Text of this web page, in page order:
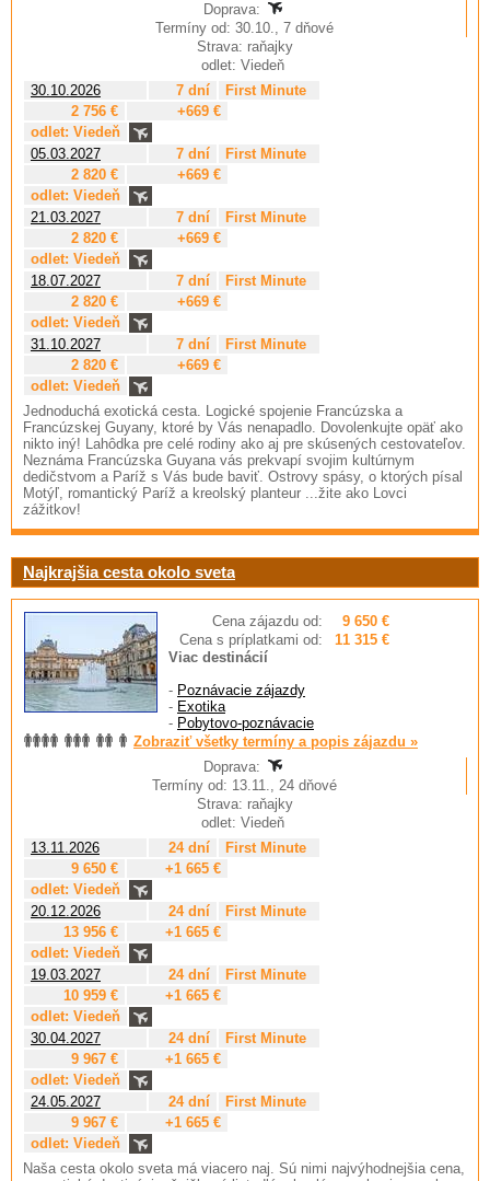
Doprava:
Termíny od: 30.10., 7 dňové
Strava: raňajky
odlet: Viedeň
30.10.2026
7 dní
First Minute
2 756 €
+669 €
odlet: Viedeň
05.03.2027
7 dní
First Minute
2 820 €
+669 €
odlet: Viedeň
21.03.2027
7 dní
First Minute
2 820 €
+669 €
odlet: Viedeň
18.07.2027
7 dní
First Minute
2 820 €
+669 €
odlet: Viedeň
31.10.2027
7 dní
First Minute
2 820 €
+669 €
odlet: Viedeň
Jednoduchá exotická cesta. Logické spojenie Francúzska a
Francúzskej Guyany, ktoré by Vás nenapadlo. Dovolenkujte opäť ako
nikto iný! Lahôdka pre celé rodiny ako aj pre skúsených cestovateľov.
Neznáma Francúzska Guyana vás prekvapí svojim kultúrnym
dedičstvom a Paríž s Vás bude baviť. Ostrovy spásy, o ktorých písal
Motýľ, romantický Paríž a kreolský planteur ...žite ako Lovci
zážitkov!
Najkrajšia cesta okolo sveta
Cena zájazdu od:
9 650 €
Cena s príplatkami od:
11 315 €
Viac destinácií
- Poznávacie zájazdy
- Exotika
- Pobytovo-poznávacie
Zobraziť všetky termíny a popis zájazdu »
Doprava:
Termíny od: 13.11., 24 dňové
Strava: raňajky
odlet: Viedeň
13.11.2026
24 dní
First Minute
9 650 €
+1 665 €
odlet: Viedeň
20.12.2026
24 dní
First Minute
13 956 €
+1 665 €
odlet: Viedeň
19.03.2027
24 dní
First Minute
10 959 €
+1 665 €
odlet: Viedeň
30.04.2027
24 dní
First Minute
9 967 €
+1 665 €
odlet: Viedeň
24.05.2027
24 dní
First Minute
9 967 €
+1 665 €
odlet: Viedeň
Naša cesta okolo sveta má viacero naj. Sú nimi najvýhodnejšia cena,